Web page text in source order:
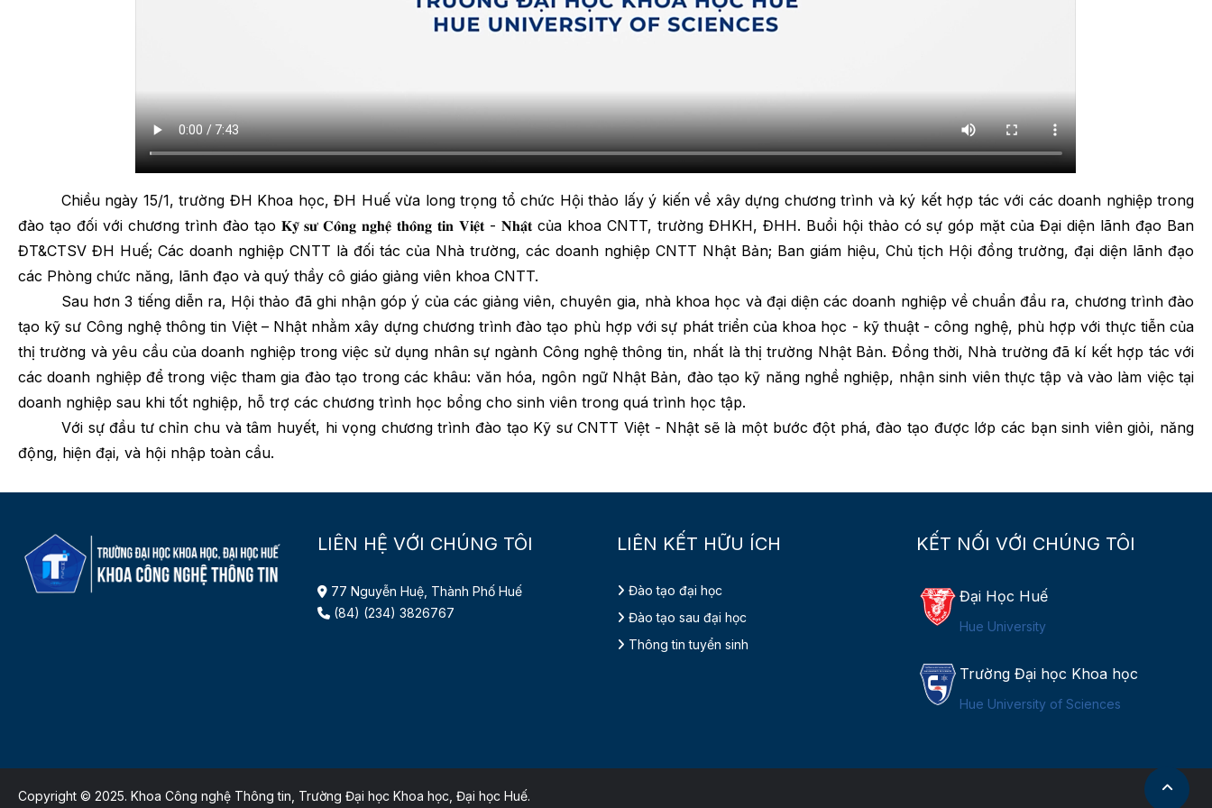
Chiều ngày 15/1, trường ĐH Khoa học, ĐH Huế vừa long trọng tổ chức Hội thảo lấy ý kiến về xây dựng chương trình và ký kết hợp tác với các doanh nghiệp trong
đào tạo đối với chương trình đào tạo 𝐊𝐲̃ 𝐬𝐮̛ 𝐂𝐨̂𝐧𝐠 𝐧𝐠𝐡𝐞̣̂ 𝐭𝐡𝐨̂𝐧𝐠 𝐭𝐢𝐧 𝐕𝐢𝐞̣̂𝐭 - 𝐍𝐡𝐚̣̂𝐭 của khoa CNTT, trường ĐHKH, ĐHH. Buổi hội thảo có sự góp mặt của Đại diện lãnh đạo Ban
ĐT&CTSV ĐH Huế; Các doanh nghiệp CNTT là đối tác của Nhà trường, các doanh nghiệp CNTT Nhật Bản; Ban giám hiệu, Chủ tịch Hội đồng trường, đại diện lãnh đạo
các Phòng chức năng, lãnh đạo và quý thầy cô giáo giảng viên khoa CNTT.
Sau hơn 3 tiếng diễn ra, Hội thảo đã ghi nhận góp ý của các giảng viên, chuyên gia, nhà khoa học và đại diện các doanh nghiệp về chuẩn đầu ra, chương trình đào
tạo kỹ sư Công nghệ thông tin Việt – Nhật nhằm xây dựng chương trình đào tạo phù hợp với sự phát triển của khoa học - kỹ thuật - công nghệ, phù hợp với thực tiễn của
thị trường và yêu cầu của doanh nghiệp trong việc sử dụng nhân sự ngành Công nghệ thông tin, nhất là thị trường Nhật Bản. Đồng thời, Nhà trường đã kí kết hợp tác với
các doanh nghiệp để trong việc tham gia đào tạo trong các khâu: văn hóa, ngôn ngữ Nhật Bản, đào tạo kỹ năng nghề nghiệp, nhận sinh viên thực tập và vào làm việc tại
doanh nghiệp sau khi tốt nghiệp, hỗ trợ các chương trình học bổng cho sinh viên trong quá trình học tập.
Với sự đầu tư chỉn chu và tâm huyết, hi vọng chương trình đào tạo Kỹ sư CNTT Việt - Nhật sẽ là một bước đột phá, đào tạo được lớp các bạn sinh viên giỏi, năng
động, hiện đại, và hội nhập toàn cầu.
LIÊN HỆ VỚI CHÚNG TÔI
77 Nguyễn Huệ, Thành Phố Huế
(84) (234) 3826767
LIÊN KẾT HỮU ÍCH
Đào tạo đại học
Đào tạo sau đại học
Thông tin tuyển sinh
KẾT NỐI VỚI CHÚNG TÔI
Đại Học Huế
Hue University
Trường Đại học Khoa học
Hue University of Sciences
Copyright © 2025. Khoa Công nghệ Thông tin, Trường Đại học Khoa học, Đại học Huế.